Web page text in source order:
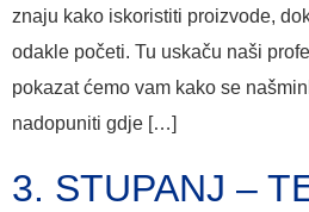
znaju kako iskoristiti proizvode,
odakle početi. Tu uskaču naši
pokazat ćemo vam kako se
nadopuniti gdje […]
3. STUPANJ –